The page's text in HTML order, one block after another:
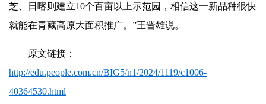
芝、日喀则建立10个百亩以上示范园，相信这一新品种很快
就能在青藏高原大面积推广。”王晋雄说。
原文链接：
http://edu.people.com.cn/BIG5/n1/2024/1119/c1006-
40364530.html